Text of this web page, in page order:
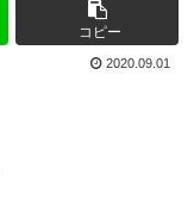
コピー
2020.09.01